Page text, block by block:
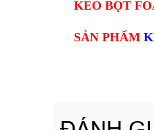
KEO BỌT
SẢN PHẨM